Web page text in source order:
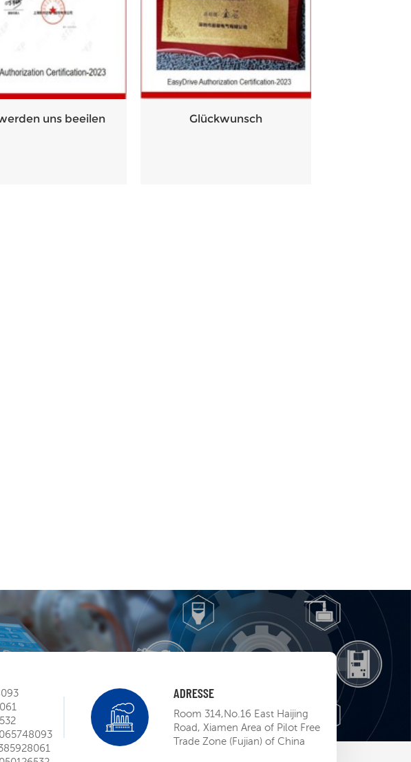
uns beeilen Glückwunsch
ADRESSE
Room 314,No.16 East Haijing
Road, Xiamen Area of Pilot Free
Trade Zone (Fujian) of China
SIEMENS EP BU Mini-
Roadshow
Mar 13,2023